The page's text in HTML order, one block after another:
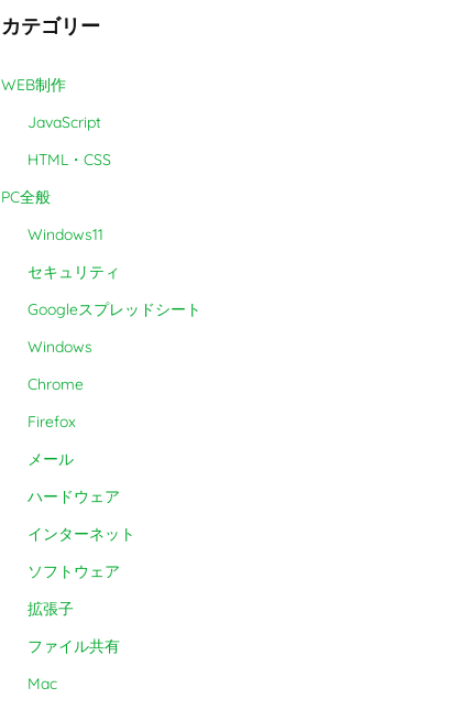
カテゴリー
WEB制作
JavaScript
HTML・CSS
PC全般
Windows11
セキュリティ
Googleスプレッドシート
Windows
Chrome
Firefox
メール
ハードウェア
インターネット
ソフトウェア
拡張子
ファイル共有
Mac